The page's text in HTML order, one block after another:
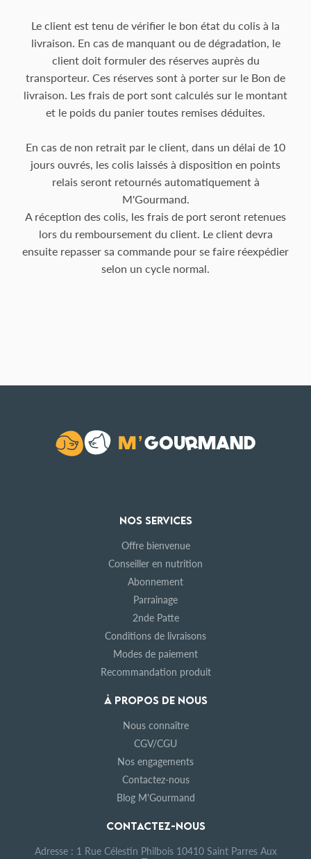
Le client est tenu de vérifier le bon état du colis à la
livraison. En cas de manquant ou de dégradation, le
client doit formuler des réserves auprès du
transporteur. Ces réserves sont à porter sur le Bon de
livraison. Les frais de port sont calculés sur le montant
et le poids du panier toutes remises déduites.
En cas de non retrait par le client, dans un délai de 10
jours ouvrés, les colis laissés à disposition en points
relais seront retournés automatiquement à
M'Gourmand.
A réception des colis, les frais de port seront retenues
lors du remboursement du client. Le client devra
ensuite repasser sa commande pour se faire réexpédier
selon un cycle normal.
NOS SERVICES
Offre bienvenue
Conseiller en nutrition
Abonnement
Parrainage
2nde Patte
Conditions de livraisons
Modes de paiement
Recommandation produit
À PROPOS DE NOUS
Nous connaître
CGV/CGU
Nos engagements
Contactez-nous
Blog M'Gourmand
CONTACTEZ-NOUS
Adresse : 1 Rue Célestin Philbois 10410 Saint Parres Aux